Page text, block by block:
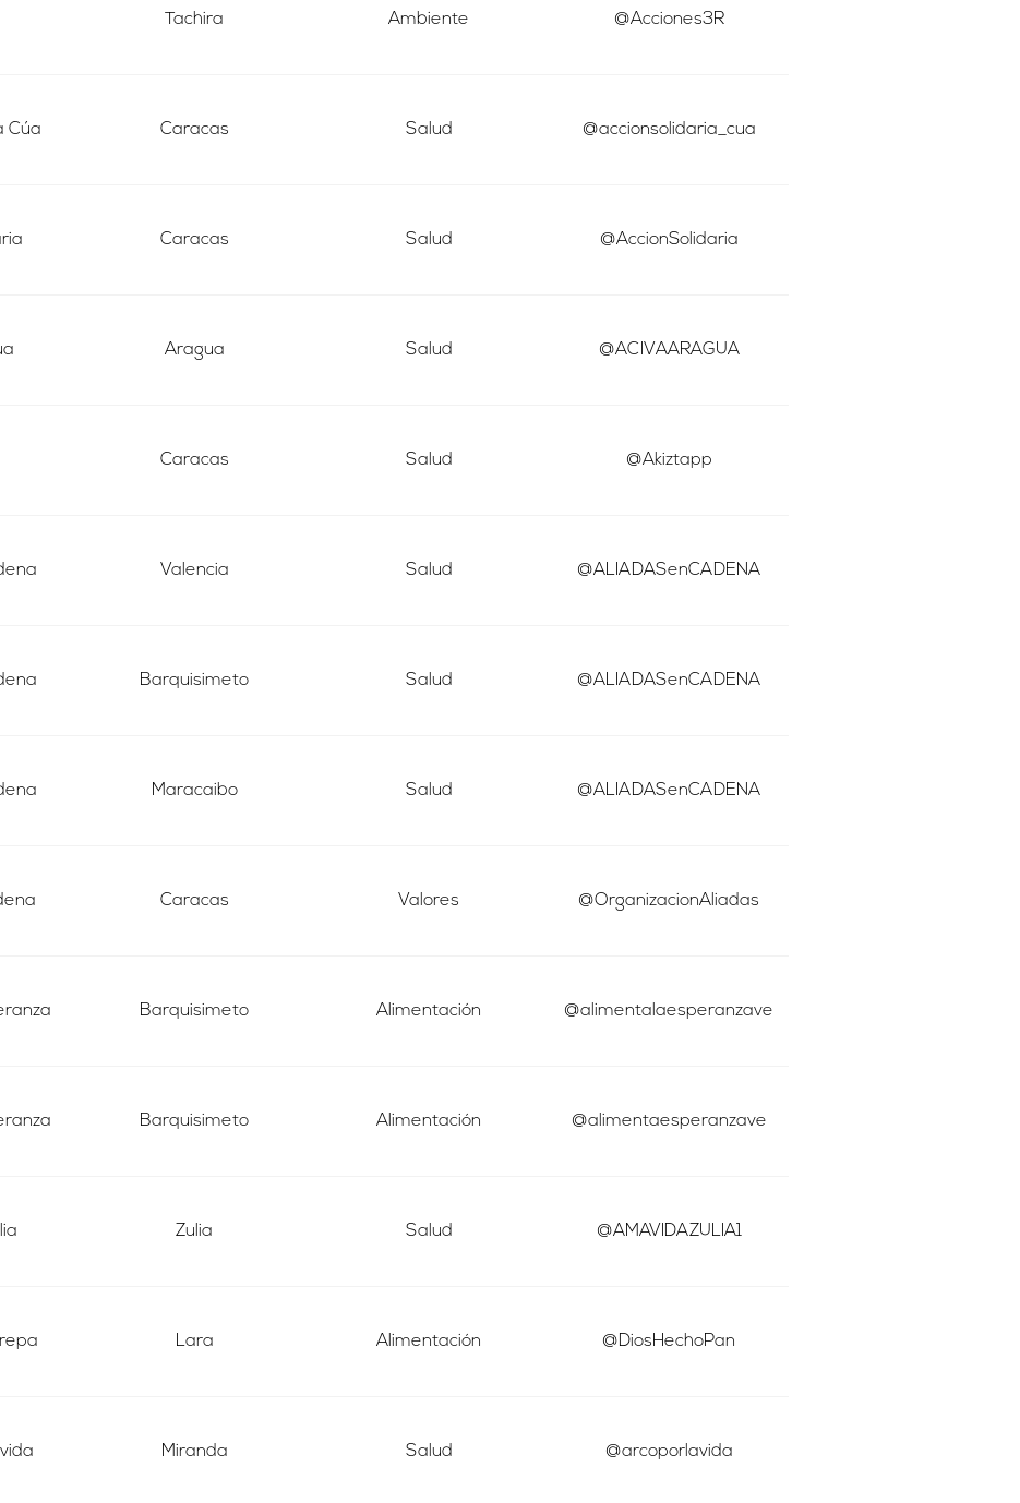
Tachira Ambiente @Acciones3R
Cúa Caracas Salud @accionsolidaria_cua
Caracas Salud @AccionSolidaria
Aragua Salud @ACIVAARAGUA
Caracas Salud @Akiztapp
Valencia Salud @ALIADASenCADENA
Barquisimeto Salud @ALIADASenCADENA
Maracaibo Salud @ALIADASenCADENA
Caracas Valores @OrganizacionAliadas
Barquisimeto Alimentación @alimentalaesperanzave
Barquisimeto Alimentación @alimentaesperanzave
Zulia Salud @AMAVIDAZULIA1
Lara Alimentación @DiosHechoPan
Miranda Salud @arcoporlavida